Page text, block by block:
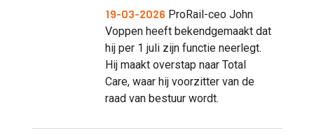
19-03-2026 ProRail-ceo John
Voppen heeft bekendgemaakt dat
hij per 1 juli zijn functie neerlegt.
Hij maakt overstap naar Total
Care, waar hij voorzitter van de
raad van bestuur wordt.